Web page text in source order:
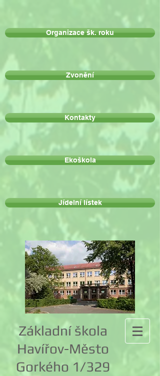
Organizace šk. roku
Zvonění
Kontakty
Ekoškola
Jídelní lístek
Základní škola
Havířov-Město
Gorkého 1/329